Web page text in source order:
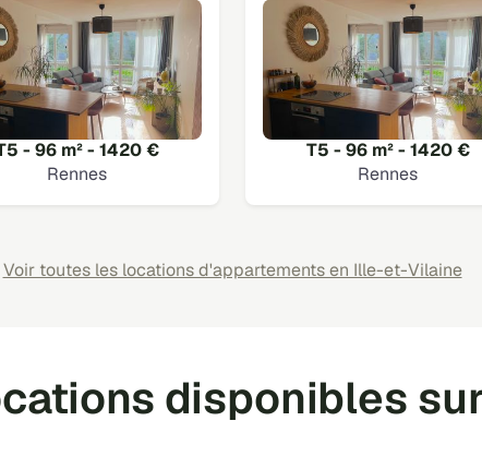
- 96 m² - 1420 €
Rennes
T5 - 96 m² - 1420 €
Rennes
Voir toutes les locations d'appartements en Ille-et-Vilaine
disponibles